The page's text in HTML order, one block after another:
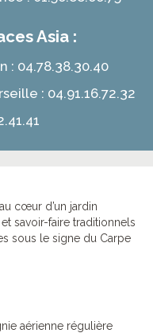
Asia :
: 04.78.38.30.40
: 04.91.16.72.32
cœur d’un jardin
savoir-faire traditionnels
sous le signe du Carpe
aérienne régulière